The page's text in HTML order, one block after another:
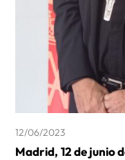
12/06/2023
Madrid, 12 de junio